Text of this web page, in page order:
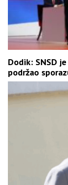
Dodik: SNSD
podržao